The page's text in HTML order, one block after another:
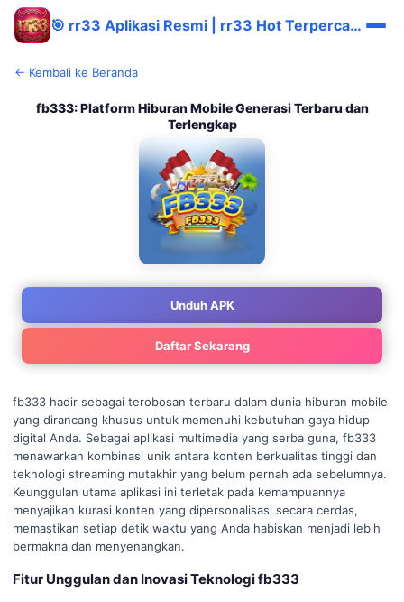
🎯 rr33 Aplikasi Resmi | rr33 Hot Terpercaya ⭐
← Kembali ke Beranda
fb333: Platform Hiburan Mobile Generasi Terbaru dan
Terlengkap
Unduh APK
Daftar Sekarang
fb333 hadir sebagai terobosan terbaru dalam dunia hiburan mobile
yang dirancang khusus untuk memenuhi kebutuhan gaya hidup
digital Anda. Sebagai aplikasi multimedia yang serba guna, fb333
menawarkan kombinasi unik antara konten berkualitas tinggi dan
teknologi streaming mutakhir yang belum pernah ada sebelumnya.
Keunggulan utama aplikasi ini terletak pada kemampuannya
menyajikan kurasi konten yang dipersonalisasi secara cerdas,
memastikan setiap detik waktu yang Anda habiskan menjadi lebih
bermakna dan menyenangkan.
Fitur Unggulan dan Inovasi Teknologi fb333